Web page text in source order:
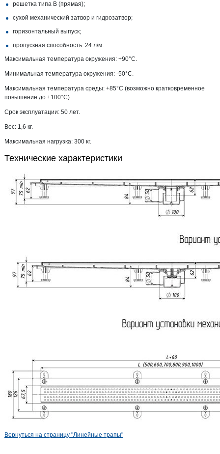
решетка типа В (прямая);
сухой механический затвор и гидрозатвор;
горизонтальный выпуск;
пропускная способность: 24 л/м.
Максимальная температура окружения: +90°С.
Минимальная температура окружения: -50°С.
Максимальная температура среды: +85°С (возможно кратковременное
повышение до +100°С).
Срок эксплуатации: 50 лет.
Вес: 1,6 кг.
Максимальная нагрузка: 300 кг.
Технические характеристики
Вернуться на страницу "Линейные трапы"